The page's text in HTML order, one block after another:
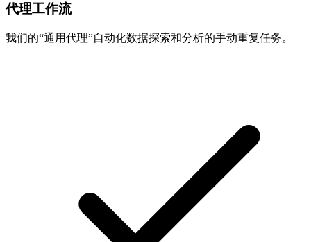
代理工作流
我们的“通用代理”自动化数据探索和分析的手动重复任务。